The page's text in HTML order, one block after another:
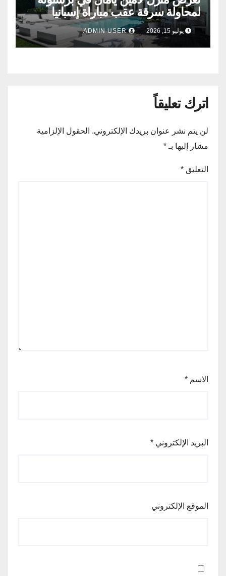
لمحاولة سرقة عقب مباراة إسبانيا
وفرنسا .
يوليو 15, 2026 ADMIN USER
اترك تعليقاً
لن يتم نشر عنوان بريدك الإلكتروني. الحقول الإلزامية
مشار إليها بـ *
التعليق *
الاسم *
البريد الإلكتروني *
الموقع الإلكتروني